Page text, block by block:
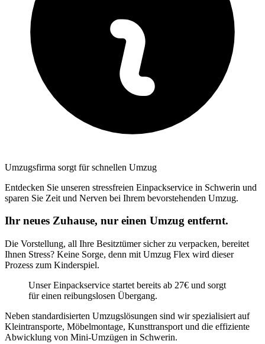
Umzugsfirma sorgt für schnellen Umzug
Entdecken Sie unseren stressfreien Einpackservice in Schwerin und
sparen Sie Zeit und Nerven bei Ihrem bevorstehenden Umzug.
Ihr neues Zuhause, nur einen Umzug entfernt.
Die Vorstellung, all Ihre Besitztümer sicher zu verpacken, bereitet
Ihnen Stress? Keine Sorge, denn mit Umzug Flex wird dieser
Prozess zum Kinderspiel.
Unser Einpackservice startet bereits ab 27€ und sorgt
für einen reibungslosen Übergang.
Neben standardisierten Umzugslösungen sind wir spezialisiert auf
Kleintransporte, Möbelmontage, Kunsttransport und die effiziente
Abwicklung von Mini-Umzügen in Schwerin.